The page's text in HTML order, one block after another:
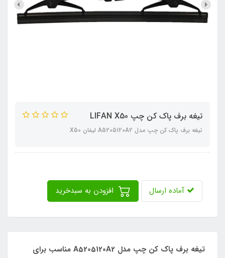
تیغه برف پاک کن چپ LIFAN X50
تیغه برف پاک کن چپ مدل A5205120A2 لیفان X50
آماده ارسال
تیغه برف پاک کن چپ مدل A5205120A2 مناسب برای